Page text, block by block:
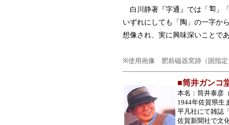
白川静著『字通』では「
」
いずれにしても「陶」の一字か
想像され、実に興味深いことで
※使用画像 肥前磁器窯跡（国指定
■筒井ガンコ
本名：筒井泰彦
1944年佐賀県生
平凡社にて雑誌
佐賀新聞社で文